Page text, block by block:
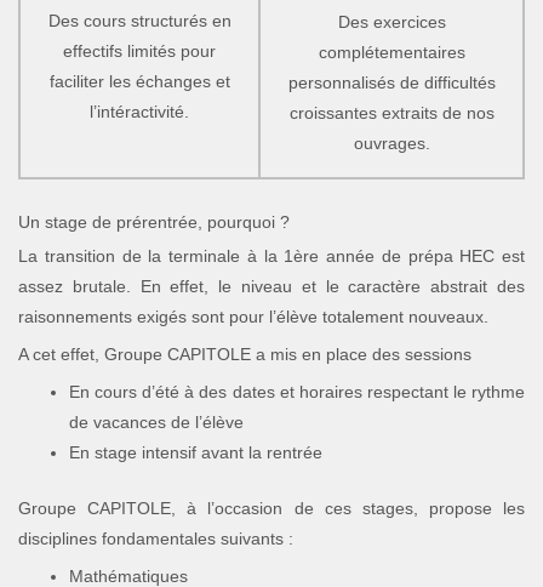
Des cours structurés en
effectifs limités pour
faciliter les échanges et
l’intéractivité.
Des exercices
complétementaires
personnalisés de difficultés
croissantes extraits de nos
ouvrages.
Un stage de prérentrée, pourquoi ?
La transition de la terminale à la 1ère année de prépa HEC est
assez brutale. En effet, le niveau et le caractère abstrait des
raisonnements exigés sont pour l’élève totalement nouveaux.
A cet effet, Groupe CAPITOLE a mis en place des sessions
En cours d’été à des dates et horaires respectant le rythme
de vacances de l’élève
En stage intensif avant la rentrée
Groupe CAPITOLE, à l’occasion de ces stages, propose les
disciplines fondamentales suivants :
Mathématiques